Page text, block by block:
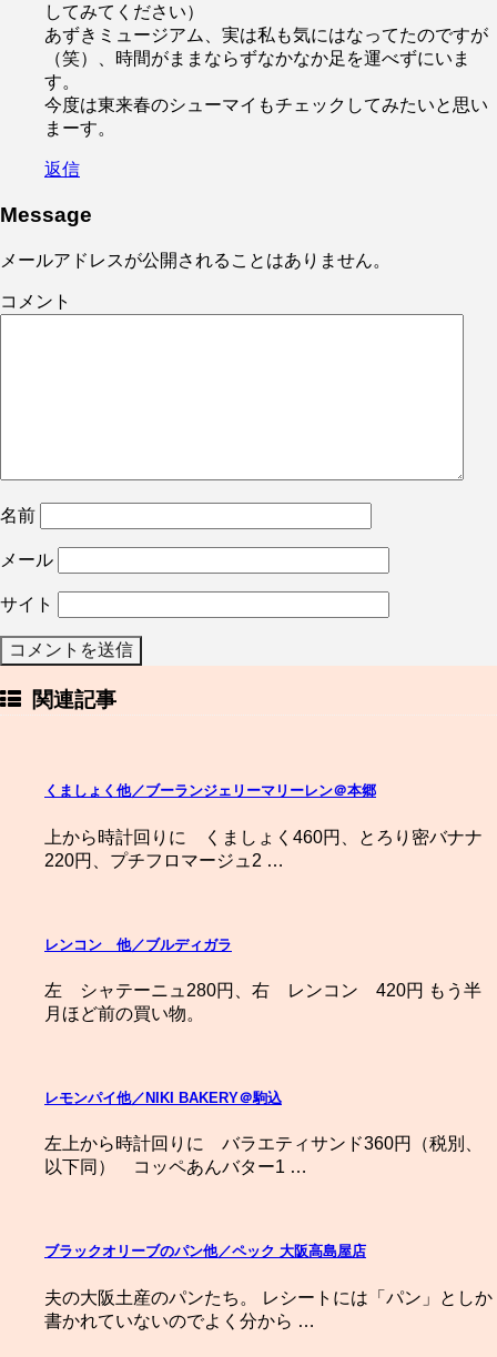
してみてください）
あずきミュージアム、実は私も気にはなってたのですが
（笑）、時間がままならずなかなか足を運べずにいま
す。
今度は東来春のシューマイもチェックしてみたいと思い
まーす。
返信
Message
メールアドレスが公開されることはありません。
コメント
名前
メール
サイト
関連記事
くましょく他／ブーランジェリーマリーレン＠本郷
上から時計回りに くましょく460円、とろり密バナナ
220円、プチフロマージュ2 …
レンコン 他／ブルディガラ
左 シャテーニュ280円、右 レンコン 420円 もう半
月ほど前の買い物。
レモンパイ他／NIKI BAKERY＠駒込
左上から時計回りに バラエティサンド360円（税別、
以下同） コッペあんバター1 …
ブラックオリーブのパン他／ペック 大阪高島屋店
夫の大阪土産のパンたち。 レシートには「パン」としか
書かれていないのでよく分から …